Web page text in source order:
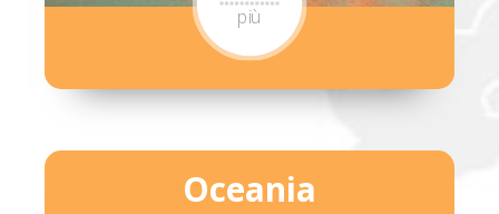
più
Oceania